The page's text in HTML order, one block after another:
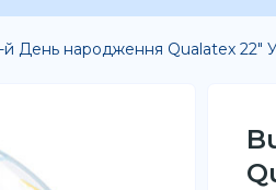
й День народження Qualatex 22"